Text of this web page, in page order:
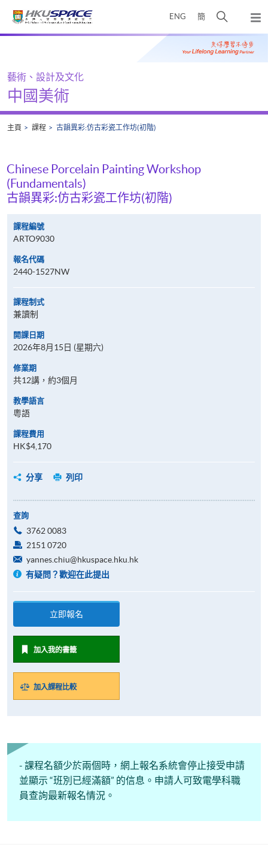
ENG 簡
開
搜
尋
彈
出
主
Main
藝術、設計及文化
中國美術
主頁 課程 古韻異彩:仿古彩瓷工作坊(初階)
Chinese Porcelain Painting Workshop
(Fundamentals)
古韻異彩:仿古彩瓷工作坊(初階)
課程編號
ARTO9030
報名代碼
2440-1527NW
課程制式
兼讀制
開課日期
2026年8月15日 (星期六)
修業期
共12講，約3個月
教學語言
粵語
課程費用
HK$4,170
分享 列印
查詢
3762 0083
2151 0720
yannes.chiu@hkuspace.hku.hk
有疑問？歡迎在此提出
立即報名
加入我的書籤
加入課程比較
- 課程名額少於兩個時，網上報名系統會停止接受申請
並顯示 “班別已經滿額” 的信息。申請人可致電學科職
員查詢最新報名情況。